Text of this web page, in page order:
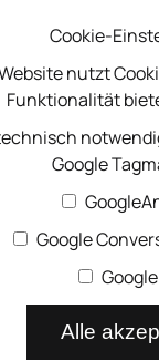
Cookie-
nutzt
Funktionalität
Google
Google
Alle